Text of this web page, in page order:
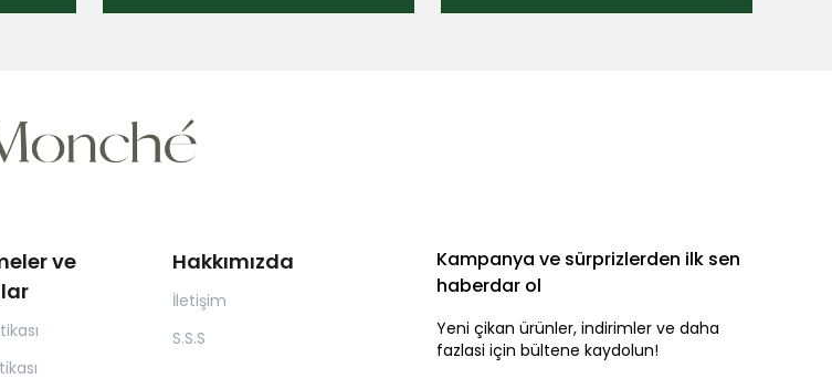
ve
Hakkımızda
İletişim
S.S.S
Kampanya ve sürprizlerden ilk sen
haberdar ol
Yeni çikan ürünler, indirimler ve daha
fazlasi için bültene kaydolun!